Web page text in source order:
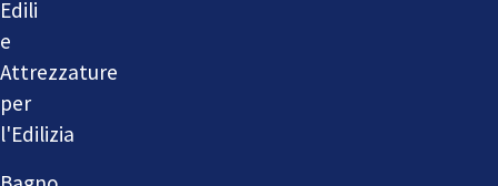
Edili
e
Attrezzature
per
l'Edilizia